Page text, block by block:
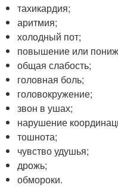
тахикардия;
аритмия;
холодный пот;
повышение или
общая слабость;
головная боль;
головокружение;
звон в ушах;
нарушение
тошнота;
чувство удушья;
дрожь;
обмороки.